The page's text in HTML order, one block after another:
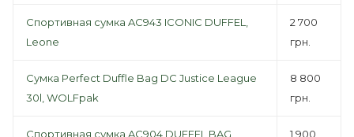
Спортивная сумка AC943 ICONIC DUFFEL,
Leone
2 700
грн.
Сумка Perfect Duffle Bag DC Justice League
30l, WOLFpak
8 800
грн.
Спортивная сумка AC904 DUFFEL BAG,
1 900